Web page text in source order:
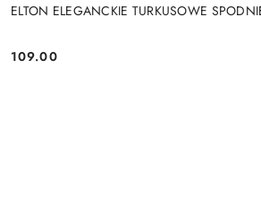
ELTON ELEGANCKIE TURKUSOWE
Cena:
109.00